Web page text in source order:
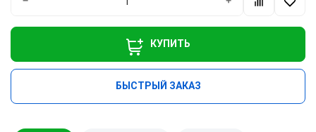
КУПИТЬ
БЫСТРЫЙ ЗАКАЗ